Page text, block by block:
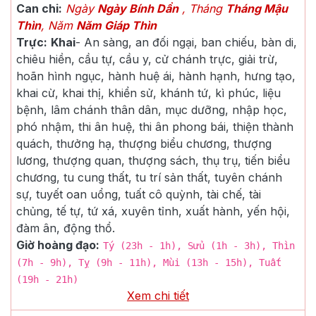
Can chi: Ngày Ngày Bính Dần, Tháng Tháng Mậu
Thìn, Năm Năm Giáp Thìn
Trực: Khai- An sàng, an đối ngại, ban chiếu, bàn di,
chiêu hiền, cầu tự, cầu y, cử chánh trực, giải trừ,
hoãn hình ngục, hành huệ ái, hành hạnh, hưng tạo,
khai cừ, khai thị, khiển sử, khánh tứ, kì phúc, liệu
bệnh, lâm chánh thân dân, mục dưỡng, nhập học,
phó nhậm, thi ân huệ, thi ân phong bái, thiện thành
quách, thưởng hạ, thượng biểu chương, thượng
lương, thượng quan, thượng sách, thụ trụ, tiến biểu
chương, tu cung thất, tu trí sản thất, tuyên chánh
sự, tuyết oan uổng, tuất cô quỳnh, tài chế, tài
chủng, tế tự, tứ xá, xuyên tỉnh, xuất hành, yến hội,
đàm ân, động thổ.
Giờ hoàng đạo: Tý (23h - 1h), Sửu (1h - 3h), Thìn
(7h - 9h), Tỵ (9h - 11h), Mùi (13h - 15h), Tuất
(19h - 21h)
Xem chi tiết